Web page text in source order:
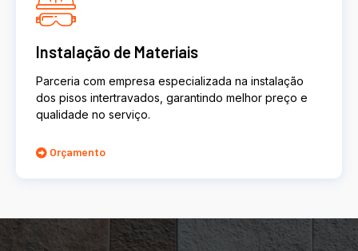
Instalação de Materiais
Parceria com empresa especializada na instalação
dos pisos intertravados, garantindo melhor preço e
qualidade no serviço.
Orçamento